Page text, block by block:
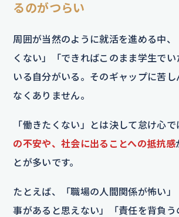
るのがつらい
周囲が当然のように就活を進める中、
くない」「できればこのまま学生で
いる自分がいる。そのギャップに苦
なくありません。
「働きたくない」とは決して怠け心
の不安や、社会に出ることへの抵抗感
とが多いです。
たとえば、「職場の人間関係が怖い
事があると思えない」「責任を背負う